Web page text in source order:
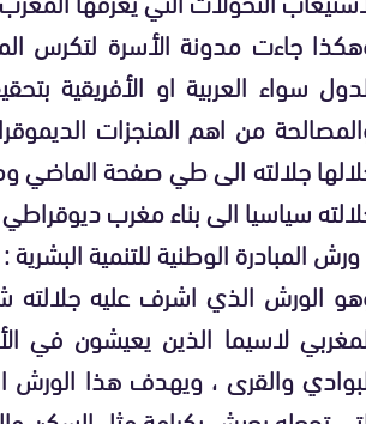
جاءت مدونة الأسرة لتكرس
سواء العربية او الأفريقية
من اهم المنجزات
جلالته الى طي صفحة الماضي
سياسيا الى بناء مغرب
المبادرة الوطنية للتنمية البشرية :
الورش الذي اشرف عليه جلالته
لاسيما الذين يعيشون في
والقرى ، ويهدف هذا الورش